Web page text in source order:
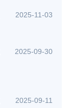
2025-11-03
2025-09-30
2025-09-11